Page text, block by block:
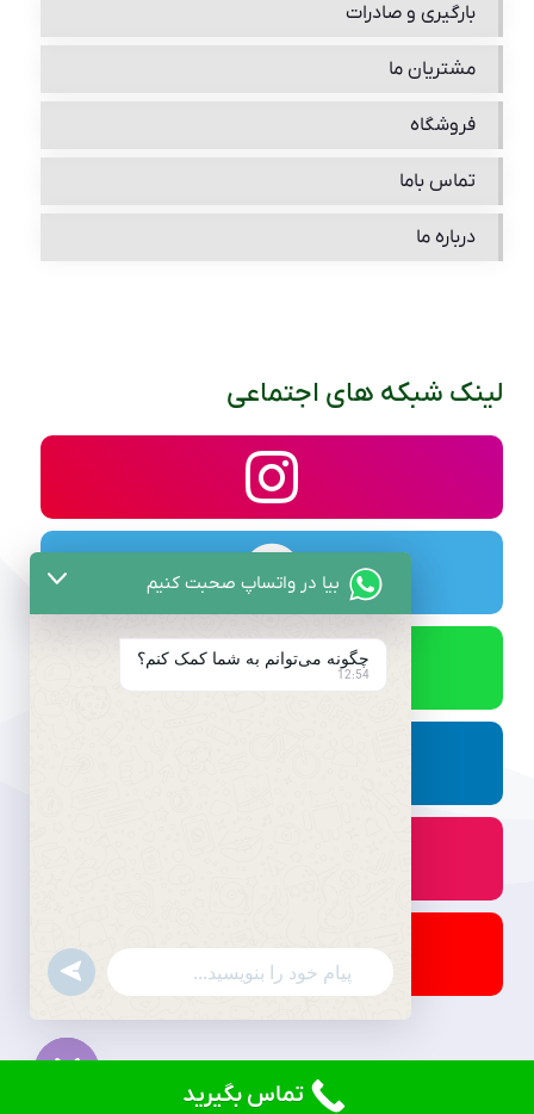
بارگیری و صادرات
مشتریان ما
فروشگاه
تماس باما
درباره ما
لینک شبکه های اجتماعی
© کلیه حقوق برای دادنام محفوظ است.
تماس بگیرید
بیا در واتساپ صحبت کنیم
چگونه می‌توانم به شما کمک کنم؟
12:54
WhatsApp
Message
undefined